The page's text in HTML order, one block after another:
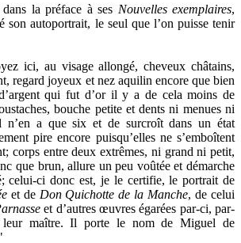
la préface à ses Nouvelles exemplaires,
son autoportrait, le seul que l’on puisse tenir
ici, au visage allongé, cheveux châtains,
regard joyeux et nez aquilin encore que bien
qui fut d’or il y a de cela moins de
bouche petite et dents ni menues ni
n’en a que six et de surcroît dans un état
pire encore puisqu’elles ne s’emboîtent
corps entre deux extrêmes, ni grand ni petit,
que brun, allure un peu voûtée et démarche
celui-ci donc est, je le certifie, le portrait de
et de Don Quichotte de la Manche, de celui
et d’autres œuvres égarées par-ci, par-
maître. Il porte le nom de Miguel de